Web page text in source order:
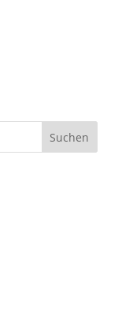
Suchen